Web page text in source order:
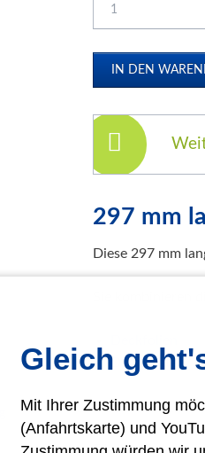
Klebebindung
Klemmschienen
Soft Cover Mappen
Hard Cover Mappen
individuelle
Fälzelband
Selbstklebeprodukte-
Schneidesysteme
Papierweiterverarbeitung
Präge- und Foliendrucker
Werbetechnik / Displays
297 mm
Diese 297 mm
Deckblätter
aus unserem
Für Ihre
Gleich
Mit Ihrer Zustimmung
(Anfahrtskarte) und